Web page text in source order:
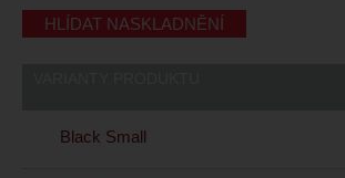
HLÍDAT NASKLADNĚNÍ
Black Small